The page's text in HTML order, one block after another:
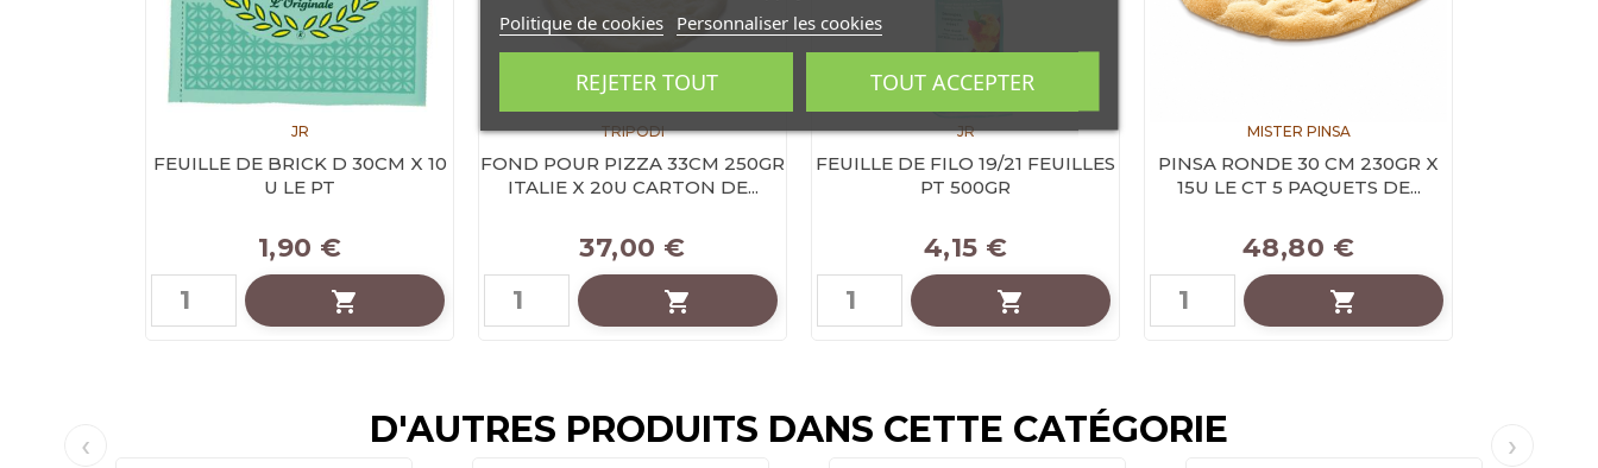
JR
FEUILLE DE BRICK D 30CM X 10
U LE PT
Prix
1,90 €

TRIPODI
FOND POUR PIZZA 33CM 250GR
ITALIE X 20U CARTON DE...
Prix
37,00 €

JR
FEUILLE DE FILO 19/21 FEUILLES
PT 500GR
Prix
4,15 €

MISTER PINSA
PINSA RONDE 30 CM 230GR X
15U LE CT 5 PAQUETS DE...
Prix
48,80 €

D'AUTRES PRODUITS DANS CETTE CATÉGORIE
Politique de cookies Personnaliser les cookies
REJETER TOUT TOUT ACCEPTER